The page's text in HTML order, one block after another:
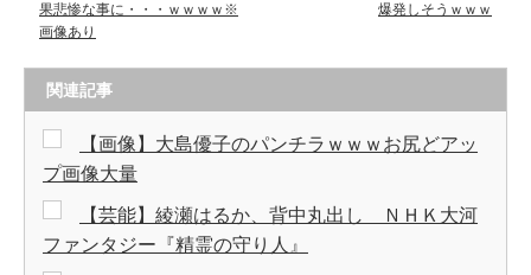
果悲惨な事に・・・ｗｗｗｗ※
画像あり
爆発しそうｗｗｗ
関連記事
【画像】大島優子のパンチラｗｗｗお尻どアッ
プ画像大量
【芸能】綾瀬はるか、背中丸出し ＮＨＫ大河
ファンタジー『精霊の守り人』